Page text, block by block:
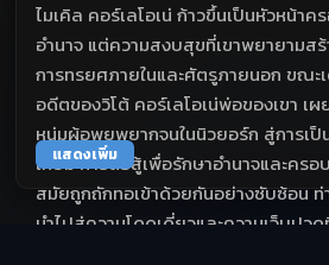
ไมเคิล คอร์เลโอเน่ ก้าวขึ้นเป็นหัวหน้า
อำนาจ แต่ความสงบสุขที่เขาพยายามส
การทรยศภายในและศัตรูภายนอก ขณะ
อดีตของวิโต้ คอร์เลโอเน่พ่อของเขา เผ
หนุ่มผู้อพยพยากจนในนิวยอร์ก สู่การเป็
เหี้ยม การต่อสู้เพื่อรักษาอำนาจและคร
สมัยถูกถักทอเข้าด้วยกันอย่างซับซ้อน ท่
นำไปสู่ความโดดเดี่ยวและความเจ็บปว
แสดงเพิ่ม